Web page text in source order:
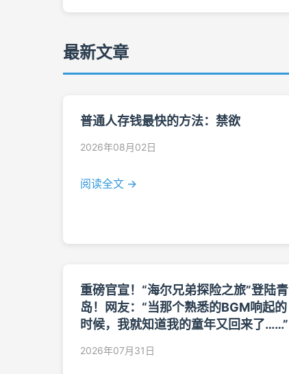
最新文章
普通人存钱最快的方法：禁欲
2026年08月02日
阅读全文 →
重磅官宣！“海尔兄弟探险之旅”登陆青
岛！网友：“当那个熟悉的BGM响起的
时候，我就知道我的童年又回来了……”
2026年07月31日